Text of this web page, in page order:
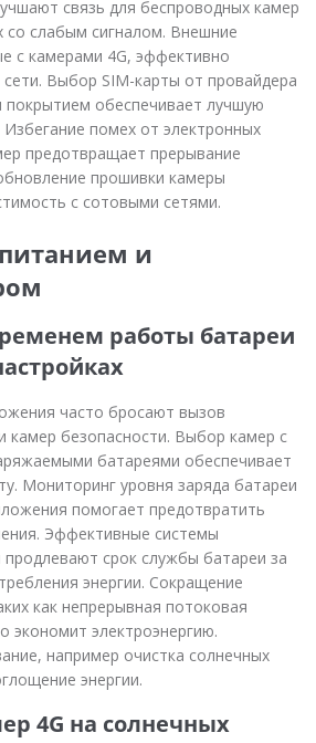
связь для беспроводных камер
со слабым сигналом. Внешние
с камерами 4G, эффективно
Выбор SIM-карты от провайдера
обеспечивает лучшую
помех от электронных
предотвращает прерывание
прошивки камеры
с сотовыми сетями.
и
работы батареи
часто бросают вызов
камер безопасности. Выбор камер с
батареями обеспечивает
Мониторинг уровня заряда батареи
помогает предотвратить
Эффективные системы
срок службы батареи за
энергии. Сокращение
как непрерывная потоковая
экономит электроэнергию.
например очистка солнечных
энергии.
4G на солнечных